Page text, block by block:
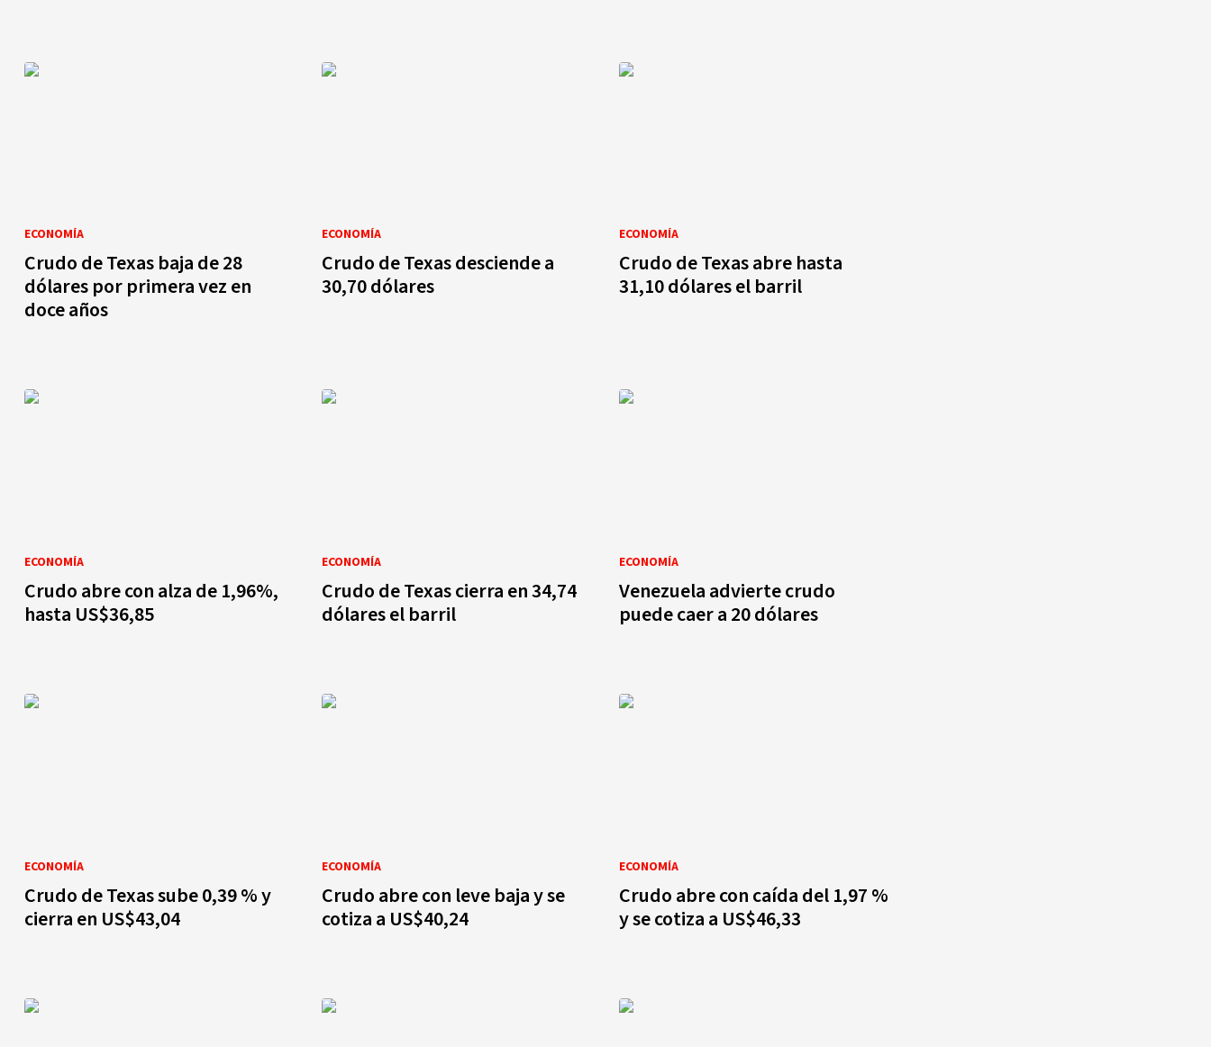
ECONOMÍA
Crudo de Texas baja de 28
dólares por primera vez en
doce años
ECONOMÍA
Crudo de Texas desciende a
30,70 dólares
ECONOMÍA
Crudo de Texas abre hasta
31,10 dólares el barril
ECONOMÍA
Crudo abre con alza de 1,96%,
hasta US$36,85
ECONOMÍA
Crudo de Texas cierra en 34,74
dólares el barril
ECONOMÍA
Venezuela advierte crudo
puede caer a 20 dólares
ECONOMÍA
Crudo de Texas sube 0,39 % y
cierra en US$43,04
ECONOMÍA
Crudo abre con leve baja y se
cotiza a US$40,24
ECONOMÍA
Crudo abre con caída del 1,97 %
y se cotiza a US$46,33